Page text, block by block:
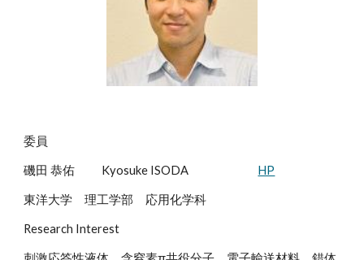
委員
磯田 恭佑 Kyosuke ISODA HP
東洋大学 理工学部 応用化学科
Research Interest